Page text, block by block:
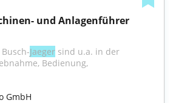
und Anlagenführer
Jaeger sind u.a. in der
Bedienung,
GmbH